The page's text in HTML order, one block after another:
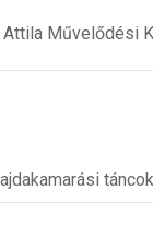
Művelődési